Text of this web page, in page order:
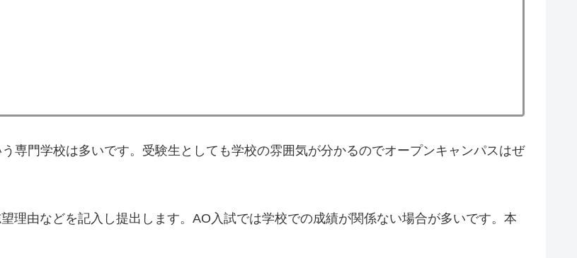
専門学校は多いです。受験生としても学校の雰囲気が分かるのでオープンキャンパスはぜ
理由などを記入し提出します。AO入試では学校での成績が関係ない場合が多いです。本